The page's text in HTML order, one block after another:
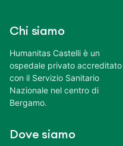
Chi siamo
Humanitas Castelli è un
ospedale privato accreditato
con il Servizio Sanitario
Nazionale nel centro di
Bergamo.
Dove siamo